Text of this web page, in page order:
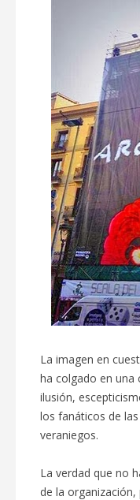
La imagen en
ha colgado en una
ilusión,
los fanáticos de
veraniegos.
La verdad que no
de la